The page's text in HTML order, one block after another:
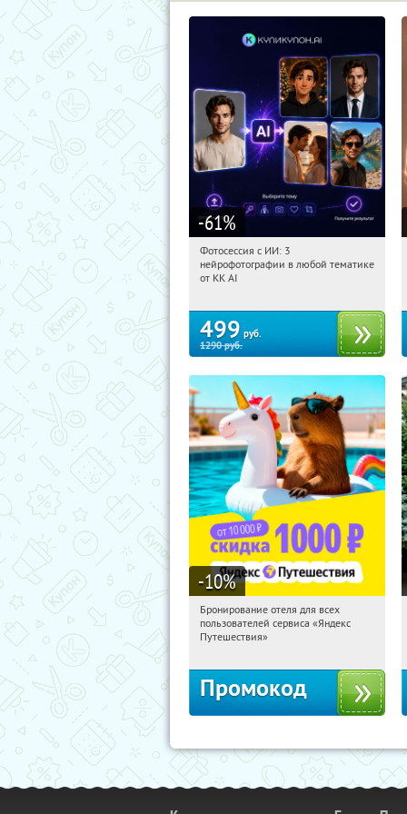
-61%
10:05:09
Россия
Фотосессия с ИИ: 3
нейрофотографии в любой тематике
от KK AI
499 руб.
1290руб.
-10%
10:05:09 Получили:
Россия
Бронирование отеля для всех
пользователей сервиса «Яндекс
Путешествия»
Промокод